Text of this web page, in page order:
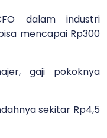
dalam industri
mencapai Rp300
gaji pokoknya
sekitar Rp4,5